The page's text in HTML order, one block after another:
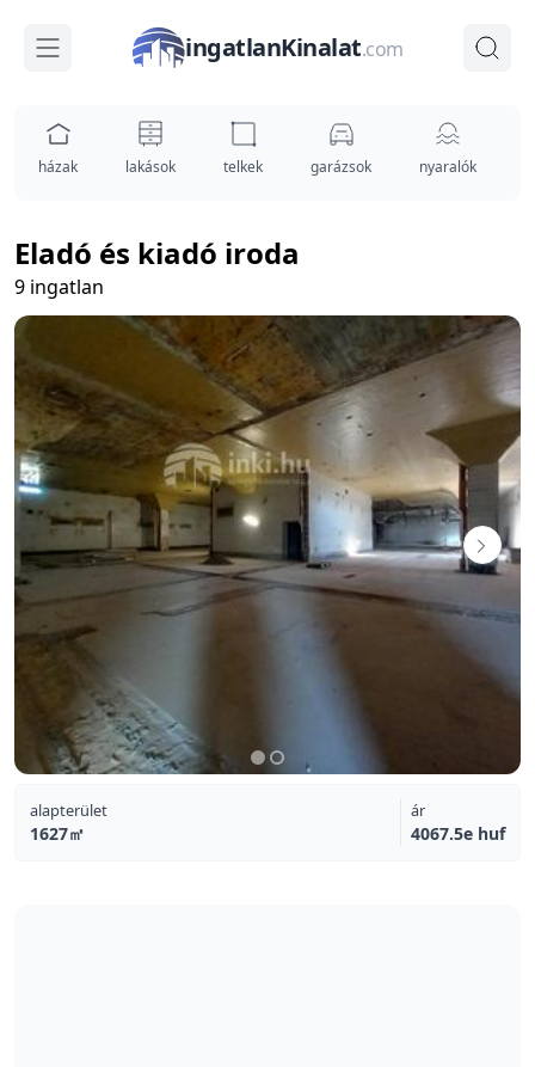
ingatlanKinalat.com
házak lakások telkek garázsok nyaralók
Eladó és kiadó iroda
9 ingatlan
alapterület
1627㎡
ár
4067.5e huf